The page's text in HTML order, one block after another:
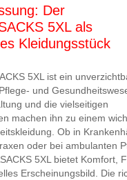
Der
5XL als
Kleidungsstück
5XL ist ein
und
und die vielseitigen
machen ihn zu einem
Ob in
oder bei ambulanten
5XL bietet Komfort,
Erscheinungsbild. Die